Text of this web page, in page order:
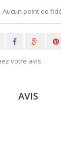
Aucun point de
votre avis
AVIS